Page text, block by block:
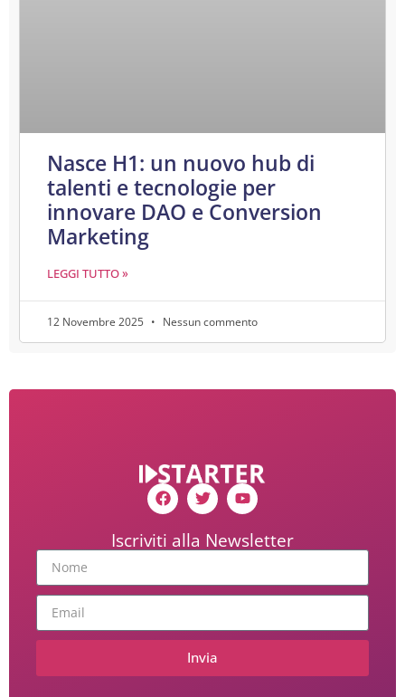
Nasce H1: un nuovo hub di
talenti e tecnologie per
innovare DAO e Conversion
Marketing
LEGGI TUTTO »
12 Novembre 2025 Nessun commento
Iscriviti alla Newsletter
Invia